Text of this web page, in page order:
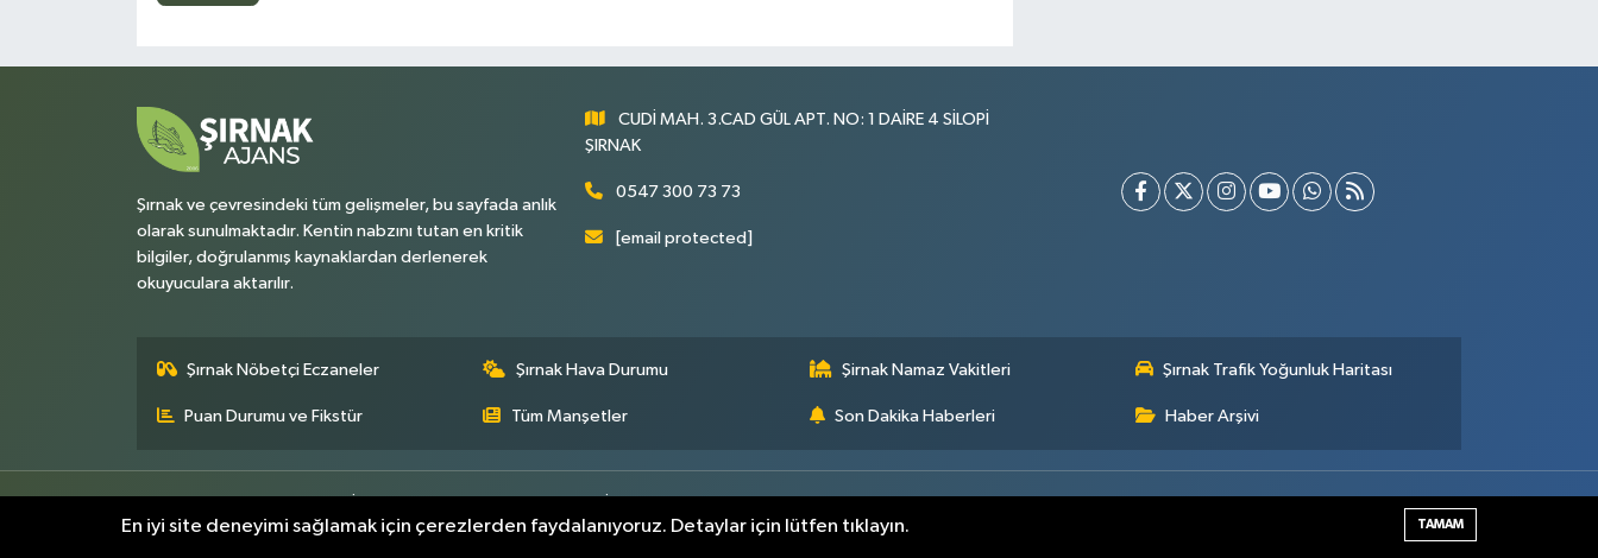
Şırnak ve çevresindeki tüm gelişmeler, bu sayfada anlık
olarak sunulmaktadır. Kentin nabzını tutan en kritik
bilgiler, doğrulanmış kaynaklardan derlenerek
okuyuculara aktarılır.
CUDİ MAH. 3.CAD GÜL APT. NO: 1 DAİRE 4 SİLOPİ
ŞIRNAK
0547 300 73 73
[email protected]
Şırnak Nöbetçi Eczaneler Şırnak Hava Durumu Şirnak Namaz Vakitleri Şırnak Trafik Yoğunluk Haritası
Puan Durumu ve Fikstür Tüm Manşetler Son Dakika Haberleri Haber Arşivi
TE Bilişim
En iyi site deneyimi sağlamak için çerezlerden faydalanıyoruz. Detaylar için lütfen tıklayın. TAMAM